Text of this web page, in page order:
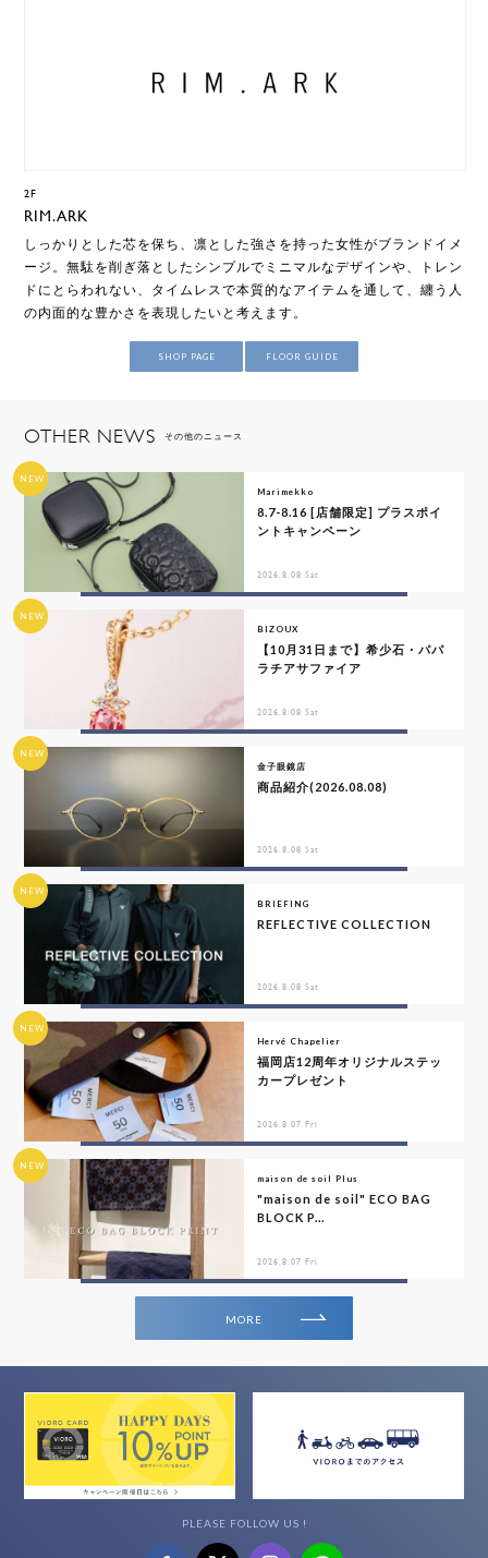
2F
RIM.ARK
しっかりとした芯を保ち、凛とした強さを持った女性がブランドイメ
ージ。無駄を削ぎ落としたシンプルでミニマルなデザインや、トレン
ドにとらわれない、タイムレスで本質的なアイテムを通して、纏う人
の内面的な豊かさを表現したいと考えます。
SHOP PAGE FLOOR GUIDE
OTHER NEWS その他のニュース
NEW
Marimekko
8.7-8.16 [店舗限定] プラスポイ
ントキャンペーン
2026.8.08 Sat
NEW
BIZOUX
【10月31日まで】希少石・パパ
ラチアサファイア
2026.8.08 Sat
NEW
金子眼鏡店
商品紹介(2026.08.08)
2026.8.08 Sat
NEW
BRIEFING
REFLECTIVE COLLECTION
2026.8.08 Sat
NEW
Hervé Chapelier
福岡店12周年オリジナルステッ
カープレゼント
2026.8.07 Fri
NEW
maison de soil Plus
"maison de soil" ECO BAG
BLOCK P...
2026.8.07 Fri
MORE
PLEASE FOLLOW US !